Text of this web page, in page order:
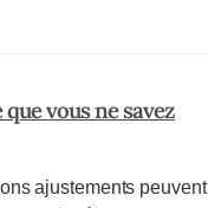
vous ne savez
ajustements peuvent